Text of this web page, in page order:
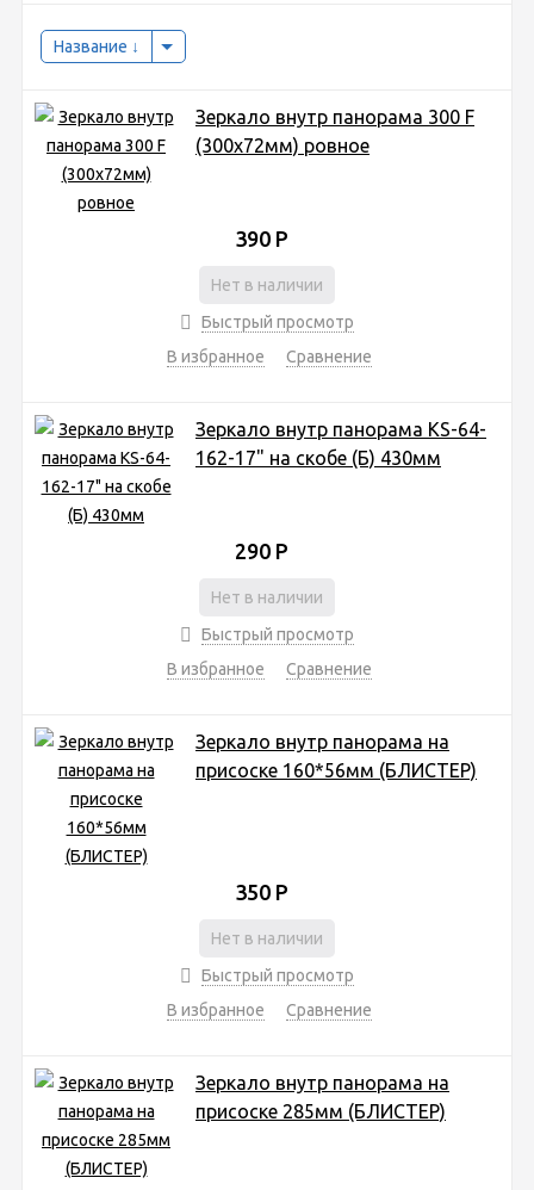
Название
Зеркало внутр панорама 300 F
(300x72мм) ровное
390 Р
Нет в наличии
Быстрый просмотр
В избранное
Сравнение
Зеркало внутр панорама KS-64-
162-17" на скобе (Б) 430мм
290 Р
Нет в наличии
Быстрый просмотр
В избранное
Сравнение
Зеркало внутр панорама на
присоске 160*56мм (БЛИСТЕР)
350 Р
Нет в наличии
Быстрый просмотр
В избранное
Сравнение
Зеркало внутр панорама на
присоске 285мм (БЛИСТЕР)